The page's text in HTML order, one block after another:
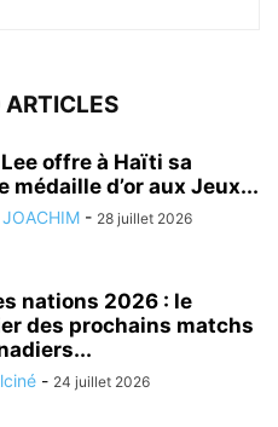
ARTICLES
offre à Haïti sa
médaille d’or aux Jeux...
- 28 juillet 2026
nations 2026 : le
des prochains matchs
- 24 juillet 2026